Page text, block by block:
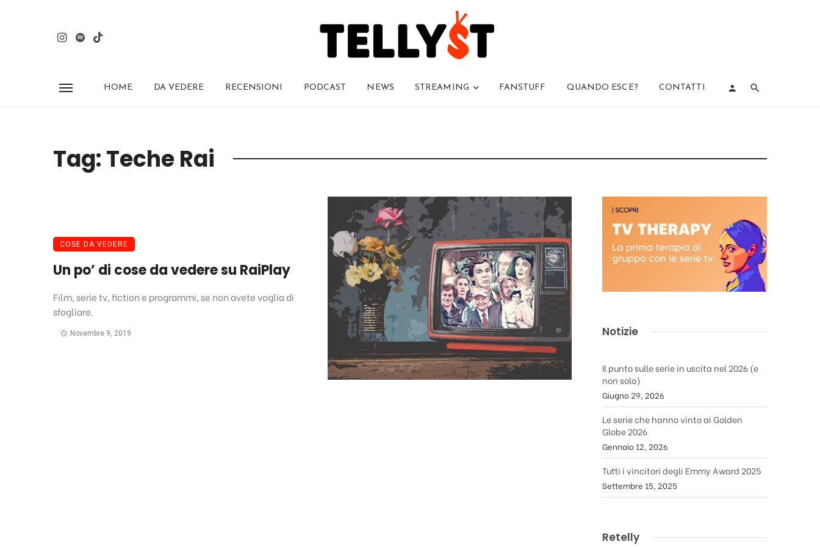
HOME DA VEDERE RECENSIONI PODCAST NEWS STREAMING FANSTUFF QUANDO ESCE? CONTATTI
Tag: Teche Rai
COSE DA VEDERE
Un po’ di cose da vedere su RaiPlay
Film, serie tv, fiction e programmi, se non avete voglia di
sfogliare.
Novembre 9, 2019 Notizie
Il punto sulle serie in uscita nel 2026 (e
non solo)
Giugno 29, 2026
Le serie che hanno vinto ai Golden
Globe 2026
Gennaio 12, 2026
Tutti i vincitori degli Emmy Award 2025
Settembre 15, 2025
Retelly